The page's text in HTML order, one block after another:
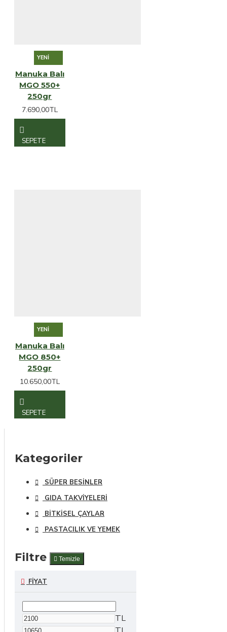
YENI
Manuka Balı
MGO 550+
250gr
7.690,00TL
SEPETE
YENI
Manuka Balı
MGO 850+
250gr
10.650,00TL
SEPETE
Kategoriler
SÜPER BESINLER
GIDA TAKVIYELERI
BITKISEL ÇAYLAR
PASTACILIK VE YEMEK
Filtre Temizle
FIYAT
TL